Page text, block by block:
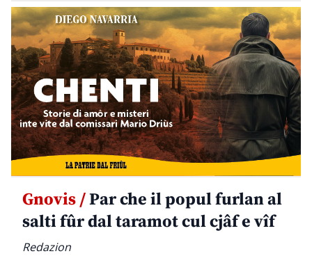
Gnovis /Par che il popul furlan al
salti fûr dal taramot cul cjâf e vîf
Redazion